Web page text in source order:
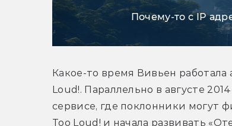
Почему-то с IP
Какое-то время Вивьен
Loud!. Параллельно в августе
сервисе, где поклонники могут
Too Loud! и начала развивать